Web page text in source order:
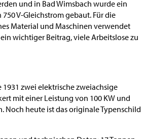
und in Bad Wimsbach wurde ein
V-Gleichstrom gebaut. Für die
Material und Maschinen verwendet
wichtiger Beitrag, viele Arbeitslose zu
zwei elektrische zweiachsige
mit einer Leistung von 100 KW und
heute ist das originale Typenschild